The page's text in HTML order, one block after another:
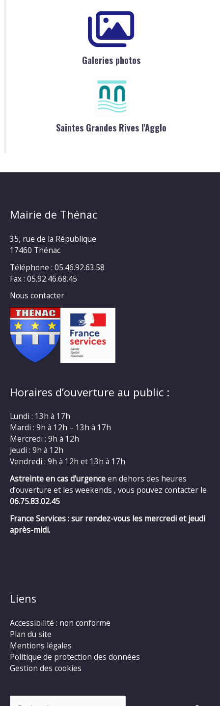
Galeries photos
Saintes Grandes Rives l'Agglo
Mairie de Thénac
35, rue de la République
17460 Thénac
Téléphone : 05.46.92.63.58
Fax : 05.92.46.68.45
Nous contacter
Horaires d’ouverture au public :
Lundi : 13h à 17h
Mardi : 9h à 12h – 13h à 17h
Mercredi : 9h à 12h
Jeudi : 9h à 12h
Vendredi : 9h à 12h et 13h à 17h
Astreinte en cas d’urgenceen dehors des heures
d’ouverture et les weekends , vous pouvez contacter le
06.75.83.02.45
France Services : sur rendez-vous les mercredi et jeudi
après-midi.
Liens
Accessibilité : non conforme
Plan du site
Mentions légales
Politique de protection des données
Gestion des cookies